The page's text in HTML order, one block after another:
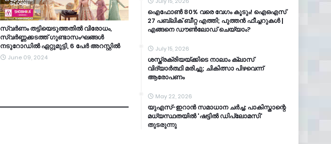
സ്വർണം തട്ടിയെടുത്തതിൽ വിരോധം,
സ്വർണ്ണക്കടത്ത് ഗുണ്ടാസംഘങ്ങൾ
നടുറോഡിൽ ഏറ്റുമുട്ടി, 6 പേർ അറസ്റ്റിൽ
June 09, 2024
ഐഫോൺ 80% വരെ വേഗം കൂടും! ഐഒഎസ്
27 പബ്ലിക് ബീറ്റ എത്തി; പുത്തൻ ഫീച്ചറുകൾ |
എങ്ങനെ ഡൗൺലോഡ് ചെയ്യാം?
July 15, 2026
ശസ്ത്രക്രിയയ്ക്കിടെ നാലാം ക്ലാസ്
വിദ്യാർത്ഥി മരിച്ചു; ചികിത്സാ പിഴവെന്ന്
ആരോപണം
May 22, 2026
യുഎസ്-ഇറാൻ സമാധാന ചർച്ച: പാകിസ്താന്റെ
മധ്യസ്ഥതയിൽ 'ഷട്ടിൽ ഡിപ്ലോമസി'
തുടരുന്നു